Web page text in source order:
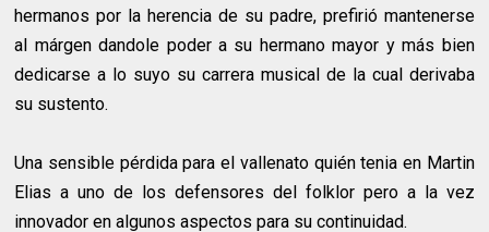
hermanos por la herencia de su padre, prefirió mantenerse
al márgen dandole poder a su hermano mayor y más bien
dedicarse a lo suyo su carrera musical de la cual derivaba
su sustento.
Una sensible pérdida para el vallenato quién tenia en Martin
Elias a uno de los defensores del folklor pero a la vez
innovador en algunos aspectos para su continuidad.